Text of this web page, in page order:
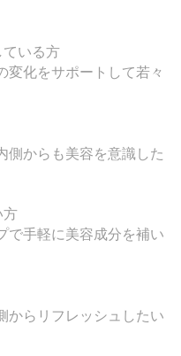
いる方
化をサポートして若々
からも美容を意識した
方
で手軽に美容成分を補い
らリフレッシュしたい